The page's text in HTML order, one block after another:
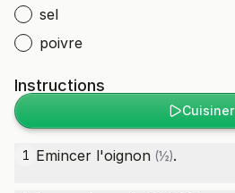
sel
poivre
Instructions
Cuisiner
1 Emincer l'oignon (½).